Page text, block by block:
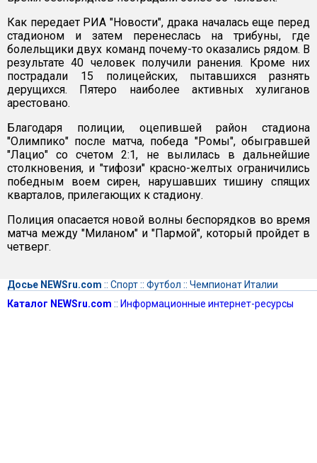
Как передает РИА "Новости", драка началась еще перед
стадионом и затем перенеслась на трибуны, где
болельщики двух команд почему-то оказались рядом. В
результате 40 человек получили ранения. Кроме них
пострадали 15 полицейских, пытавшихся разнять
дерущихся. Пятеро наиболее активных хулиганов
арестовано.
Благодаря полиции, оцепившей район стадиона
"Олимпико" после матча, победа "Ромы", обыгравшей
"Лацио" со счетом 2:1, не вылилась в дальнейшие
столкновения, и "тифози" красно-желтых ограничились
победным воем сирен, нарушавших тишину спящих
кварталов, прилегающих к стадиону.
Полиция опасается новой волны беспорядков во время
матча между "Миланом" и "Пармой", который пройдет в
четверг.
Досье NEWSru.com :: Спорт:: Футбол :: Чемпионат Италии
Каталог NEWSru.com :: Информационные интернет-ресурсы